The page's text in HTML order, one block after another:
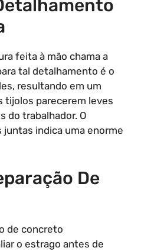
feita à mão chama a
tal detalhamento é o
resultando em um
tijolos parecerem leves
do trabalhador. O
indica uma enorme
De
de concreto
o estrago antes de